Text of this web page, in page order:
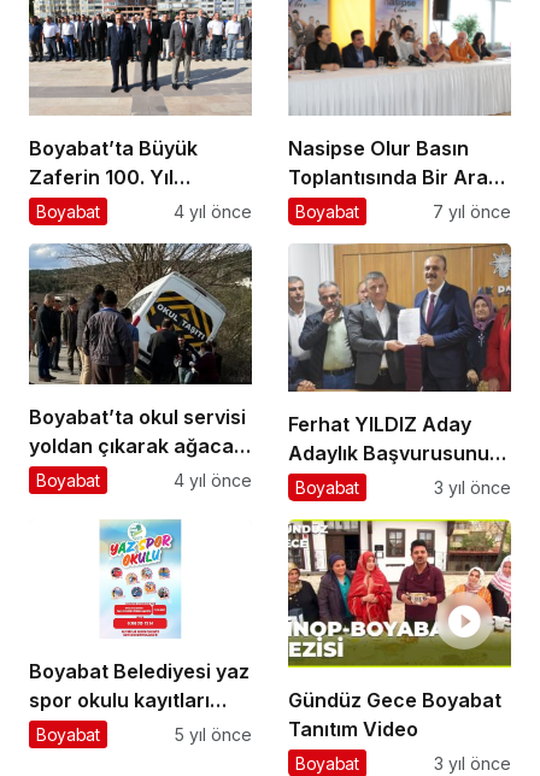
Boyabat’ta Büyük
Zaferin 100. Yıl
Dönümü Kutlandı
Boyabat 4 yıl önce
Nasipse Olur Basın
Toplantısında Bir Araya
Geldi
Boyabat 7 yıl önce
Boyabat’ta okul servisi
yoldan çıkarak ağaca
çarptı
Boyabat 4 yıl önce
Ferhat YILDIZ Aday
Adaylık Başvurusunu
Yaptı…
Boyabat 3 yıl önce
Boyabat Belediyesi yaz
spor okulu kayıtları
başladı
Boyabat 5 yıl önce
Gündüz Gece Boyabat
Tanıtım Video
Boyabat 3 yıl önce